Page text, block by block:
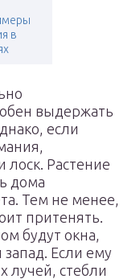
в
выдержать
если
лоск. Растение
дома
Тем не менее,
притенять.
будут окна,
Если ему
лучей, стебли